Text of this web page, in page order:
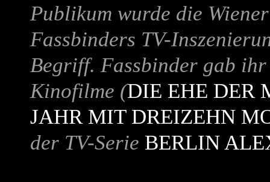
Publikum wurde die
Fassbinders TV-
Begriff. Fassbinder gab
Kinofilme (DIE EHE DER
JAHR MIT DREIZEHN
der TV-Serie BERLIN